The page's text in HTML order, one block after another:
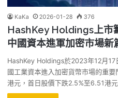
KaKa 2026-01-28 376
HashKey Holdings上市
中國資本進軍加密市場新
HashKey Holdings於2023年12月17
國工業資本進入加密貨幣市場的重
港元，首日股價下跌2.5%至6.51港